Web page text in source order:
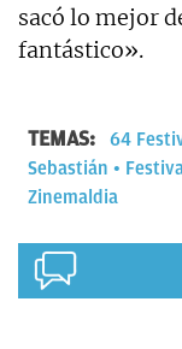
sacó lo mejor
fantástico».
TEMAS:
64
Sebastián
Zinemaldia